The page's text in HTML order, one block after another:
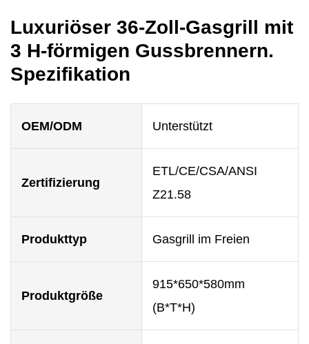
Luxuriöser 36-Zoll-Gasgrill mit
3 H-förmigen Gussbrennern.
Spezifikation
OEM/ODM Unterstützt
Zertifizierung
ETL/CE/CSA/ANSI
Z21.58
Produkttyp Gasgrill im Freien
Produktgröße
915*650*580mm
(B*T*H)